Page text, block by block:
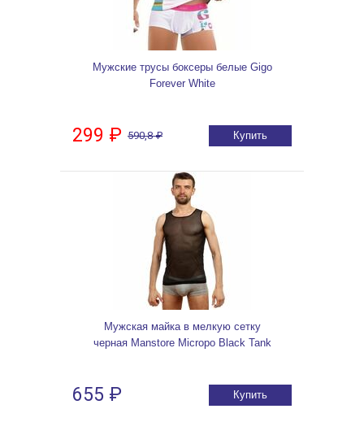
Мужские трусы боксеры белые Gigo
Forever White
299 ₽ 590,8 ₽ Купить
Мужская майка в мелкую сетку
черная Manstore Micropo Black Tank
655 ₽ Купить